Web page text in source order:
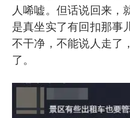
人唏嘘。但话说回来，
是真坐实了有回扣那事
不干净，不能说人走了
了。